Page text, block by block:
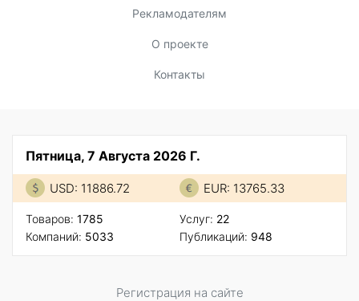
Рекламодателям
О проекте
Контакты
Пятница, 7 Августа 2026 Г.
USD: 11886.72 EUR: 13765.33
Товаров: 1785
Компаний: 5033
Услуг: 22
Публикаций: 948
Регистрация на сайте